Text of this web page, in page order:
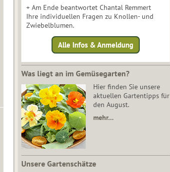
+ Am Ende beantwortet Chantal Remmert
Ihre individuellen Fragen zu Knollen- und
Zwiebelblumen.
Alle Infos & Anmeldung
Was liegt an im Gemüsegarten?
Hier finden Sie unsere
aktuellen Gartentipps für
den August.
mehr…
Unsere Gartenschätze